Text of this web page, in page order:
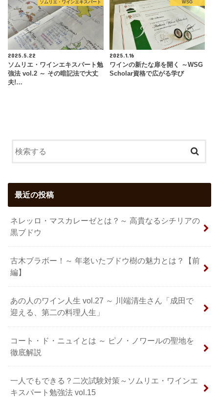
ソムリエ・ワインエキスパート
2025.5.22
ソムリエ・ワインエキスパート勉
強法 vol.2 ～ その暗記法で大丈
夫!…
WSG
2025.1.16
ワインの新たな扉を開く ～WSG
Scholar資格で広がる学び
最近の投稿
ネレッロ・マスカレーゼとは？～ 高貴なるシチリアの
黒ブドウ
古木ブラボー！～ 年老いたブドウ樹の魅力とは？【前
編】
あの人のワイン人生 vol.27 ～ 川端清生さん「成田で
迎える、第二の料理人生」
コート・ド・ニュイとは ～ ピノ・ノワールの聖地を
徹底解説
一人でもできる？二次試験対策～ソムリエ・ワインエ
キスパート勉強法 vol.15